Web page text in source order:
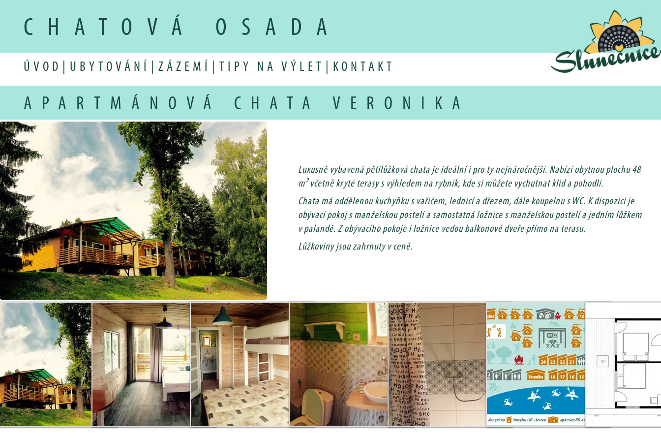
CHATOVÁ OSADA
ÚVOD UBYTOVÁNÍ ZÁZEMÍ TIPY NA VÝLET KONTAKT
APARTMÁNOVÁ CHATA VERONIKA
Luxusně vybavená pětilůžková chata je ideální i pro ty nejnáročnější. Nabízí obytnou plochu 48
m² včetně kryté terasy s výhledem na rybník, kde si můžete vychutnat klid a pohodlí.
Chata má oddělenou kuchyňku s vařičem, lednicí a dřezem, dále koupelnu s WC. K dispozici je
obývací pokoj s manželskou postelí a samostatná ložnice s manželskou postelí a jedním lůžkem
v palandě. Z obývacího pokoje i ložnice vedou balkonové dveře přímo na terasu.
Lůžkoviny jsou zahrnuty v ceně.